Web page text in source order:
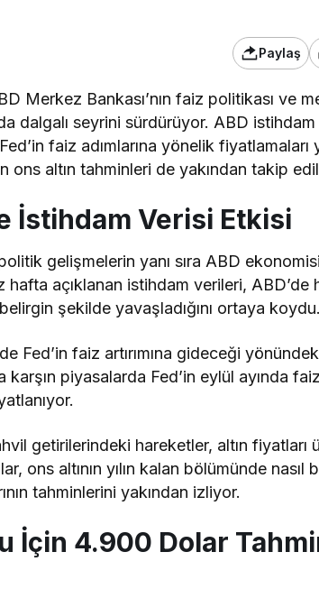
Paylaş
Merkez Bankası’nın faiz politikası ve
dalgalı seyrini sürdürüyor. ABD istihdam
faiz adımlarına yönelik fiyatlamaları
ons altın tahminleri de yakından takip
İstihdam Verisi Etkisi
gelişmelerin yanı sıra ABD
açıklanan istihdam verileri, ABD’de
şekilde yavaşladığını ortaya koydu.
Fed’in faiz artırımına gideceği
piyasalarda Fed’in eylül ayında
getirilerindeki hareketler, altın fiyatları
ons altının yılın kalan bölümünde nasıl
tahminlerini yakından izliyor.
İçin 4.900 Dolar